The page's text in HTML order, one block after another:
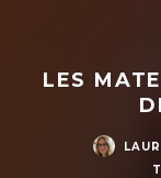
LES